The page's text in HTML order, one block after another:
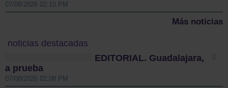
07/08/2026 02:10 PM
Más noticias
noticias destacadas
EDITORIAL. Guadalajara,
a prueba
07/08/2026 02:08 PM